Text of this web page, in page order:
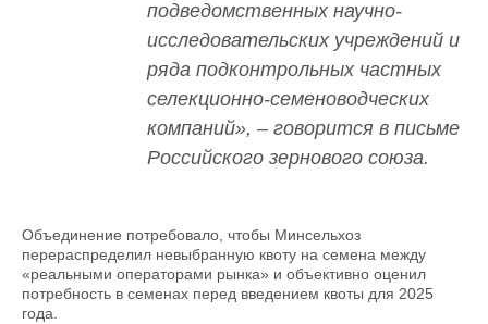
подведомственных научно-
исследовательских учреждений и
ряда подконтрольных частных
селекционно-семеноводческих
компаний», – говорится в письме
Российского зернового союза.
Объединение потребовало, чтобы Минсельхоз
перераспределил невыбранную квоту на семена между
«реальными операторами рынка» и объективно оценил
потребность в семенах перед введением квоты для 2025
года.